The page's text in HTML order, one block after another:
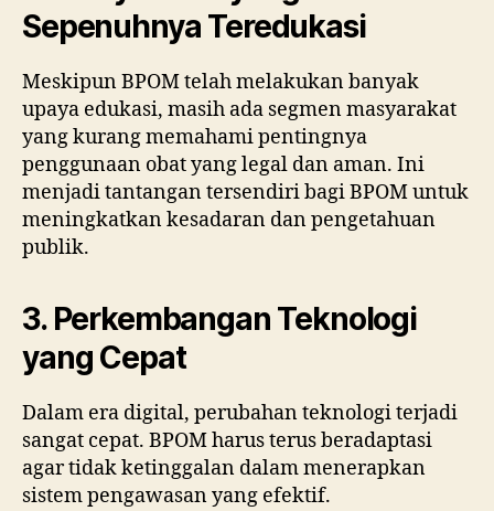
Sepenuhnya Teredukasi
Meskipun BPOM telah melakukan banyak
upaya edukasi, masih ada segmen masyarakat
yang kurang memahami pentingnya
penggunaan obat yang legal dan aman. Ini
menjadi tantangan tersendiri bagi BPOM untuk
meningkatkan kesadaran dan pengetahuan
publik.
3. Perkembangan Teknologi
yang Cepat
Dalam era digital, perubahan teknologi terjadi
sangat cepat. BPOM harus terus beradaptasi
agar tidak ketinggalan dalam menerapkan
sistem pengawasan yang efektif.